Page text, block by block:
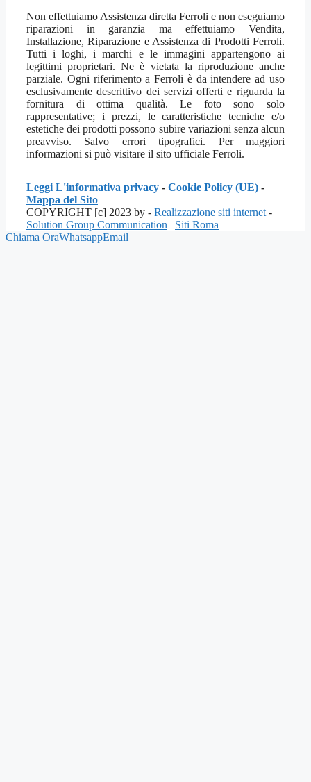
Non effettuiamo Assistenza diretta Ferroli e non eseguiamo
riparazioni in garanzia ma effettuiamo Vendita,
Installazione, Riparazione e Assistenza di Prodotti Ferroli.
Tutti i loghi, i marchi e le immagini appartengono ai
legittimi proprietari. Ne è vietata la riproduzione anche
parziale. Ogni riferimento a Ferroli è da intendere ad uso
esclusivamente descrittivo dei servizi offerti e riguarda la
fornitura di ottima qualità. Le foto sono solo
rappresentative; i prezzi, le caratteristiche tecniche e/o
estetiche dei prodotti possono subire variazioni senza alcun
preavviso. Salvo errori tipografici. Per maggiori
informazioni si può visitare il sito ufficiale Ferroli.
Leggi L'informativa privacy - Cookie Policy (UE) -
Mappa del Sito
COPYRIGHT [c] 2023 by - Realizzazione siti internet -
Solution Group Communication | Siti Roma
Chiama OraWhatsappEmail